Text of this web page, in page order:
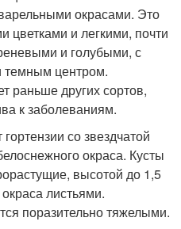
окрасами. Это
цветками и легкими, почти
и голубыми, с
темным центром.
раньше других сортов,
к заболеваниям.
со звездчатой
окраса. Кусты
высотой до 1,5
листьями.
поразительно тяжелыми.